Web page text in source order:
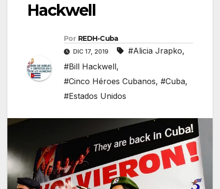
Hackwell
Por REDH-Cuba
DIC 17, 2019 #Alicia Jrapko,
#Bill Hackwell,
#Cinco Héroes Cubanos, #Cuba,
#Estados Unidos